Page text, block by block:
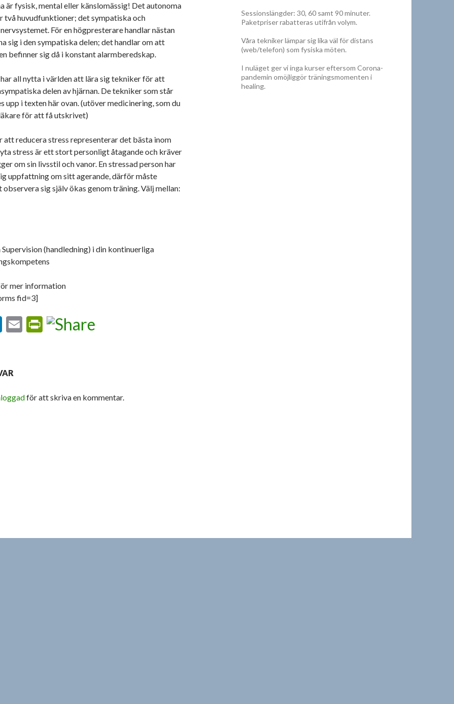
är fysisk, mental eller känslomässig! Det autonoma
två huvudfunktioner; det sympatiska och
För en högpresterare handlar nästan
sig i den sympatiska delen; det handlar om att
befinner sig då i konstant alarmberedskap.
har all nytta i världen att lära sig tekniker för att
delen av hjärnan. De tekniker som står
upp i texten här ovan. (utöver medicinering, som du
för att få utskrivet)
reducera stress representerar det bästa inom
stress är ett stort personligt åtagande och kräver
om sin livsstil och vanor. En stressad person har
uppfattning om sitt agerande, därför måste
sig själv ökas genom träning. Välj mellan:
(handledning) i din kontinuerliga
mer information
fid=3]
Li
dI
E
Pr
n
för att skriva en kommentar.
Sessionslängder: 30, 60 samt 90 minuter.
Paketpriser rabatteras utifrån volym.
Våra tekniker lämpar sig lika väl för distans
(web/telefon) som fysiska möten.
I nuläget ger vi inga kurser eftersom Corona-
pandemin omöjliggör träningsmomenten i
healing.